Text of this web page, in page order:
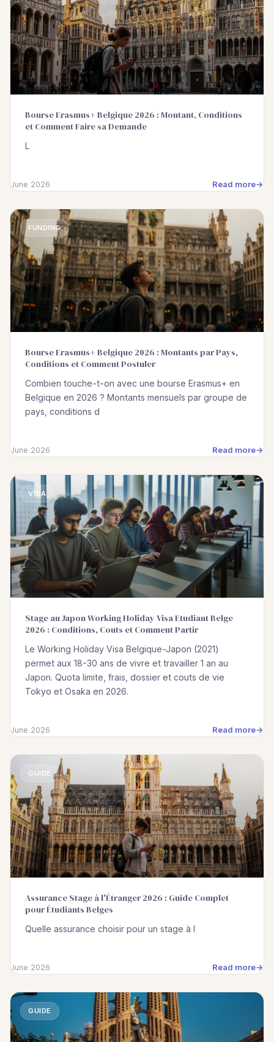
Bourse Erasmus+ Belgique 2026 : Montant, Conditions
et Comment Faire sa Demande
L
June 2026 Read more
FUNDING
Bourse Erasmus+ Belgique 2026 : Montants par Pays,
Conditions et Comment Postuler
Combien touche-t-on avec une bourse Erasmus+ en
Belgique en 2026 ? Montants mensuels par groupe de
pays, conditions d
June 2026 Read more
VISA
Stage au Japon Working Holiday Visa Etudiant Belge
2026 : Conditions, Couts et Comment Partir
Le Working Holiday Visa Belgique-Japon (2021)
permet aux 18-30 ans de vivre et travailler 1 an au
Japon. Quota limite, frais, dossier et couts de vie
Tokyo et Osaka en 2026.
June 2026 Read more
GUIDE
Assurance Stage à l'Étranger 2026 : Guide Complet
pour Étudiants Belges
Quelle assurance choisir pour un stage à l
June 2026 Read more
GUIDE